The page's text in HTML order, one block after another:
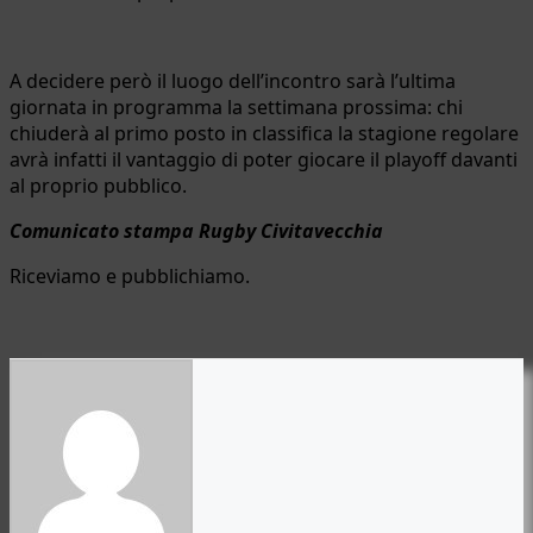
A decidere però il luogo dell’incontro sarà l’ultima
giornata in programma la settimana prossima: chi
chiuderà al primo posto in classifica la stagione regolare
avrà infatti il vantaggio di poter giocare il playoff davanti
al proprio pubblico.
Comunicato stampa Rugby Civitavecchia
Riceviamo e pubblichiamo.